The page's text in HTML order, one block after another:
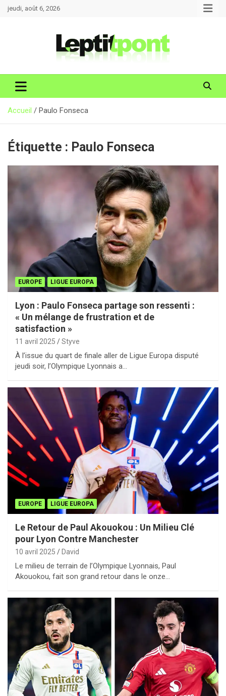
Aller
au
jeudi, août 6, 2026
Accueil Paulo Fonseca
Étiquette : Paulo Fonseca
EUROPE LIGUE EUROPA
Lyon : Paulo Fonseca partage son ressenti :
« Un mélange de frustration et de
satisfaction »
11 avril 2025 Styve
À l’issue du quart de finale aller de Ligue Europa disputé
jeudi soir, l’Olympique Lyonnais a…
EUROPE LIGUE EUROPA
Le Retour de Paul Akouokou : Un Milieu Clé
pour Lyon Contre Manchester
10 avril 2025 David
Le milieu de terrain de l’Olympique Lyonnais, Paul
Akouokou, fait son grand retour dans le onze…